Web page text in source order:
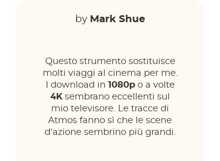
by Mark Shue
Questo strumento sostituisce
molti viaggi al cinema per me.
I download in 1080po a volte
4Ksembrano eccellenti sul
mio televisore. Le tracce di
Atmos fanno sì che le scene
d'azione sembrino più grandi.